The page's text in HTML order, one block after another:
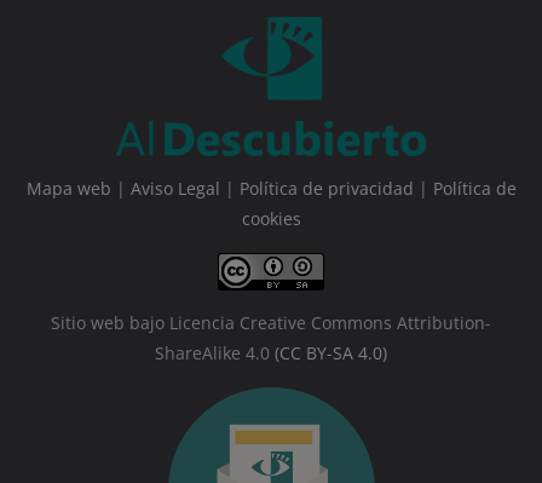
Mapa web | Aviso Legal | Política de privacidad | Política de
cookies
Sitio web bajo Licencia Creative Commons Attribution-
ShareAlike 4.0 (CC BY-SA 4.0)